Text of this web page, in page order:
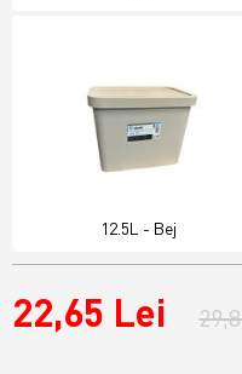
12.5L - Bej
22,65 Lei